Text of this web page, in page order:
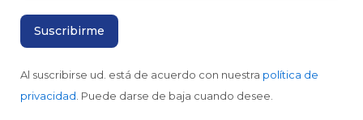
Al suscribirse ud. está de acuerdo con nuestra política de
privacidad . Puede darse de baja cuando desee.